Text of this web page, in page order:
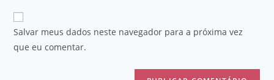
Salvar meus dados neste navegador para a próxima vez
que eu comentar.